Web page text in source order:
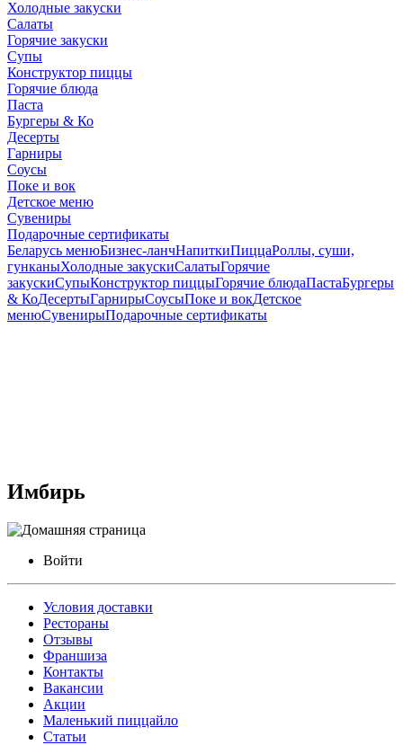
Холодные закуски
Салаты
Горячие закуски
Супы
Конструктор пиццы
Горячие блюда
Паста
Бургеры & Ко
Десерты
Гарниры
Соусы
Поке и вок
Детское меню
Сувениры
Подарочные сертификаты
Беларусь менюБизнес-ланчНапиткиПиццаРоллы, суши,
гунканыХолодные закускиСалатыГорячие
закускиСупыКонструктор пиццыГорячие блюдаПастаБургеры
& КоДесертыГарнирыСоусыПоке и вокДетское
менюСувенирыПодарочные сертификаты
Имбирь
Войти
Условия доставки
Рестораны
Отзывы
Франшиза
Контакты
Вакансии
Акции
Маленький пиццайло
Статьи